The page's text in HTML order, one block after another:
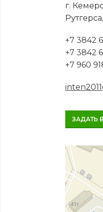
г.
+7 3842
+7 3842
+7 960
ЗАДАТЬ